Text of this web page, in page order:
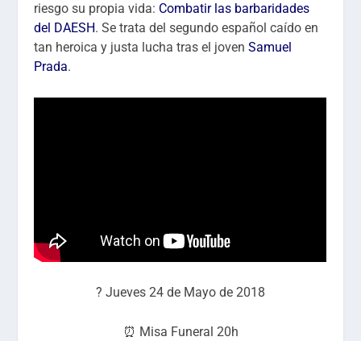
riesgo su propia vida: Combatir las barbaridades
del DAESH. Se trata del segundo español caído en
tan heroica y justa lucha tras el jovenSamuel
Prada.
? Jueves 24 de Mayo de 2018
⏰ Misa Funeral 20h